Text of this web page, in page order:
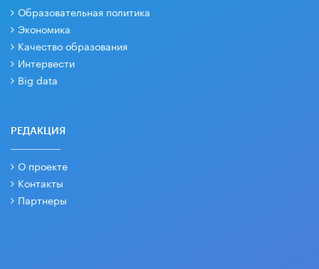
Образовательная политика
Экономика
Качество образования
Интервести
Big data
РЕДАКЦИЯ
О проекте
Контакты
Партнеры